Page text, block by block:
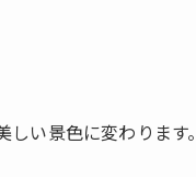
い景色に変わります。